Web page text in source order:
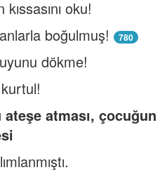
oku!
boğulmuş!
780
dökme!
atması, çocuğun